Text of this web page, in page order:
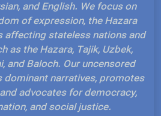
and English. We focus on
of expression, the Hazara
affecting stateless nations and
as the Hazara, Tajik, Uzbek,
and Baloch. Our uncensored
dominant narratives, promotes
advocates for democracy,
and social justice.